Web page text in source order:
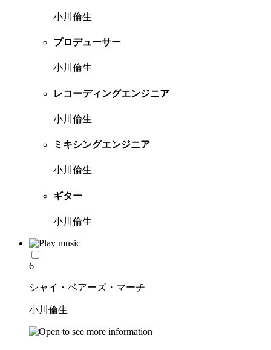
小川倫生
プロデューサー
小川倫生
レコーディングエンジニア
小川倫生
ミキシングエンジニア
小川倫生
ギター
小川倫生
6
シャイ・ベアーズ・マーチ
小川倫生